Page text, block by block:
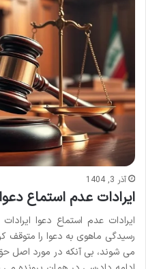
آذر 3, 1404
ایرادات عدم استماع دعوا
ایرادات عدم استماع دعوا
رسیدگی ماهوی به دعوا را متوقف
می شوند، بی آنکه در مورد اصل حق